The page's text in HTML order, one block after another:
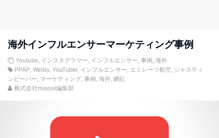
海外インフルエンサーマーケティング事例
Youtube, インスタグラマー, インフルエンサー, 事例, 海外
PPAP, Weibo, YouTuber, インフルエンサー, エミレーツ航空, ジャスティ
ンビーバー, マーケティング, 事例, 海外, 網紅
株式会社misosil編集部